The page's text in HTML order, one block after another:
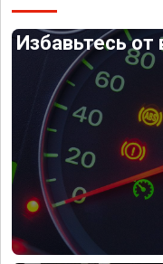
Избавьтесь от